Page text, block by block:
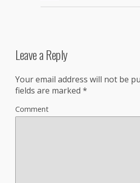
Leave a Reply
Your email address will not be
fields are marked *
Comment